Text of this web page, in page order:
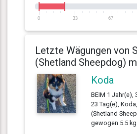
0 33 67
Letzte Wägungen von
(Shetland Sheepdog)
Koda
BEIM 1 Jahr(e),
23 Tag(e),
(Shetland
gewogen 5.5 kg.